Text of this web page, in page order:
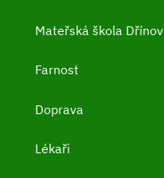
Mateřská škola Dřínov
Farnost
Doprava
Lékaři